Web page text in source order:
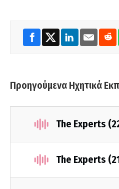
Προηγούμενα Ηχητικά
The Experts
The Experts